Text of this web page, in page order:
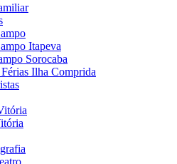
Itapeva
Sorocaba
Ilha Comprida